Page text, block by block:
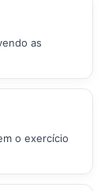
as
o exercício